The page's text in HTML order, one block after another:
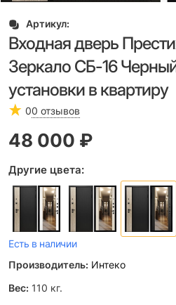
Артикул:
Входная дверь
Зеркало СБ-16
установки в квартиру
00 отзывов
48 000 ₽
Другие цвета:
Есть в наличии
Производитель: Интеко
Вес: 110 кг.